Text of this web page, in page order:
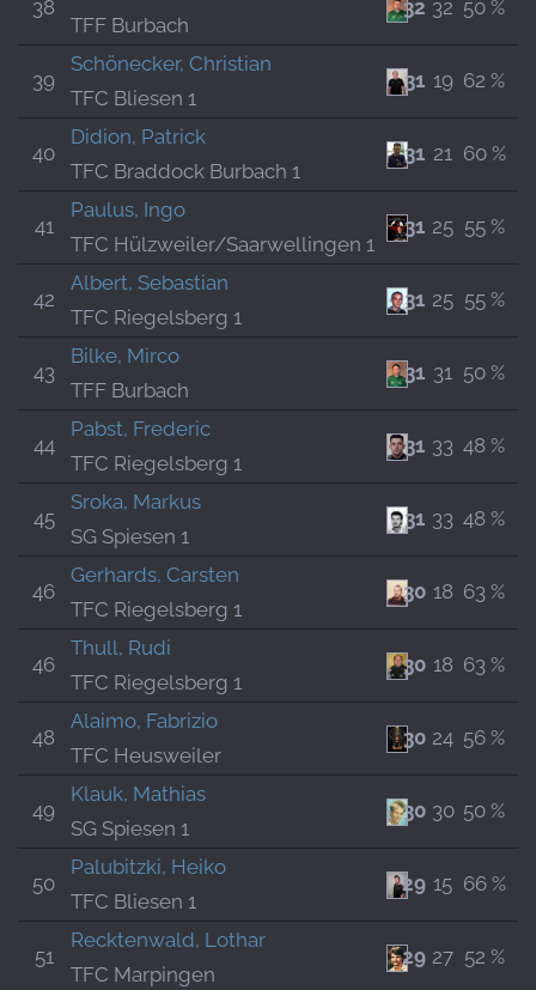
38
TFF Burbach
32 32 50 %
39
Schönecker, Christian
TFC Bliesen 1
31 19 62 %
40
Didion, Patrick
TFC Braddock Burbach 1
31 21 60 %
41
Paulus, Ingo
TFC Hülzweiler/Saarwellingen 1
31 25 55 %
42
Albert, Sebastian
TFC Riegelsberg 1
31 25 55 %
43
Bilke, Mirco
TFF Burbach
31 31 50 %
44
Pabst, Frederic
TFC Riegelsberg 1
31 33 48 %
45
Sroka, Markus
SG Spiesen 1
31 33 48 %
46
Gerhards, Carsten
TFC Riegelsberg 1
30 18 63 %
46
Thull, Rudi
TFC Riegelsberg 1
30 18 63 %
48
Alaimo, Fabrizio
TFC Heusweiler
30 24 56 %
49
Klauk, Mathias
SG Spiesen 1
30 30 50 %
50
Palubitzki, Heiko
TFC Bliesen 1
29 15 66 %
51
Recktenwald, Lothar
TFC Marpingen
29 27 52 %